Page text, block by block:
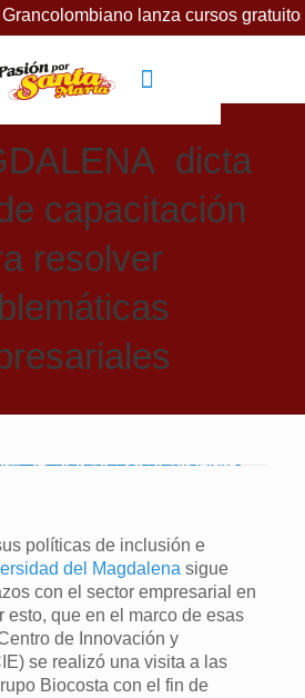
lanza cursos gratuitos para
dicta
capacitación
resolver
políticas de inclusión e
del Magdalena sigue
con el sector empresarial en
esto, que en el marco de esas
de Innovación y
se realizó una visita a las
Biocosta con el fin de